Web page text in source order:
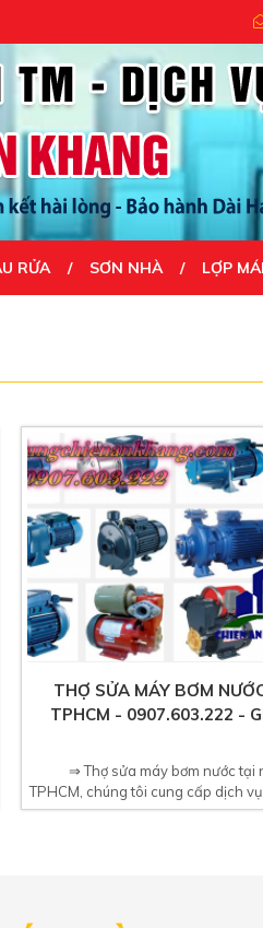
ĐÃ ĐẾN VỚI CHÚNG TÔI- UY
RỬA SƠN NHÀ LỢP
THỢ SỬA MÁY BƠM
TPHCM - 0907.603.222 -
⇒ Thợ sửa máy bơm nước tại
TPHCM, chúng tôi cung cấp dịch
bơm...